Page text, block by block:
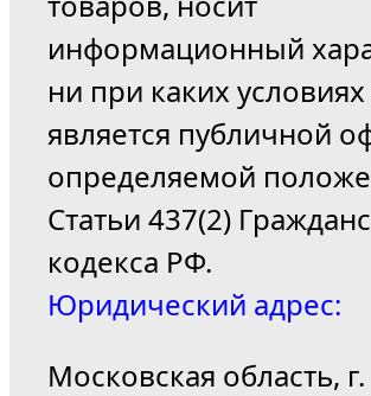
информационный
ни при каких
является публичной
определяемой
Статьи 437(2)
кодекса РФ.
Юридический адрес:
Московская область, г.